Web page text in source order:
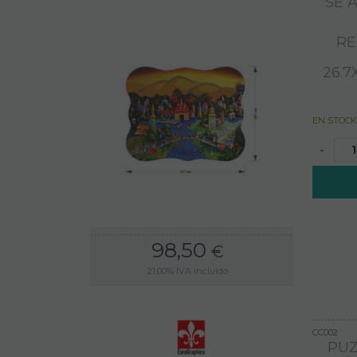
98,50 €
21.00% IVA incluido
EN STOCK
-
CC002